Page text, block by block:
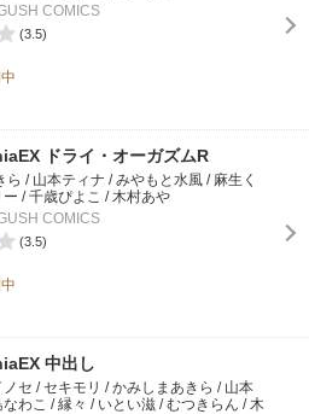
COMICS
(3.5)
ドライ・オーガズムR
ら / 山本ティナ / みやもと水風 / 麻生く
ー / 千歳ぴよこ / 木村あや
COMICS
(3.5)
中出し
セ / セキモリ / かみしまあきら / 山本
わこ / 縁々 / いとい滋 / むつきらん / 木